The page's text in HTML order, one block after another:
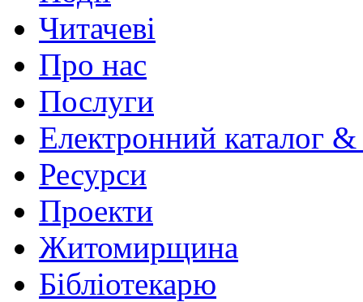
Читачеві
Про нас
Послуги
Електронний каталог
Ресурси
Проекти
Житомирщина
Бібліотекарю